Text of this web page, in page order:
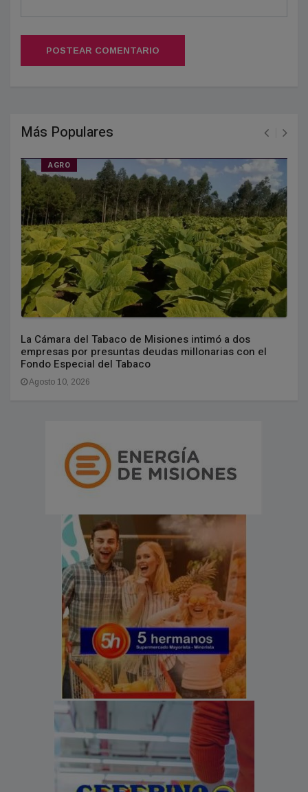
POSTEAR COMENTARIO
Más Populares
AGRO
La Cámara del Tabaco de Misiones intimó a dos
empresas por presuntas deudas millonarias con el
Fondo Especial del Tabaco
Agosto 10, 2026